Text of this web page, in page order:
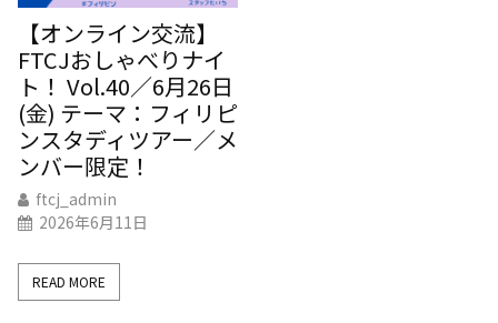
【オンライン交流】
FTCJおしゃべりナイ
ト！ Vol.40／6月26日
(金) テーマ：フィリピ
ンスタディツアー／メ
ンバー限定！
ftcj_admin
2026年6月11日
READ MORE